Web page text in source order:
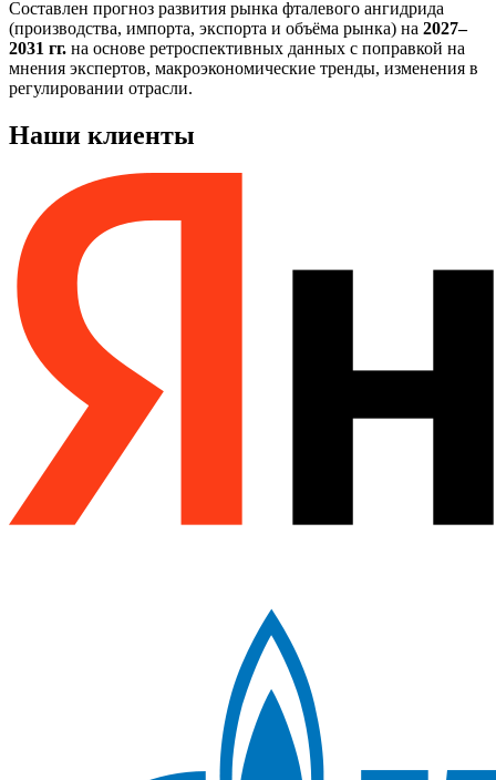
Составлен прогноз развития рынка фталевого ангидрида
(производства, импорта, экспорта и объёма рынка) на 2027–
2031 гг. на основе ретроспективных данных с поправкой на
мнения экспертов, макроэкономические тренды, изменения в
регулировании отрасли.
Наши клиенты